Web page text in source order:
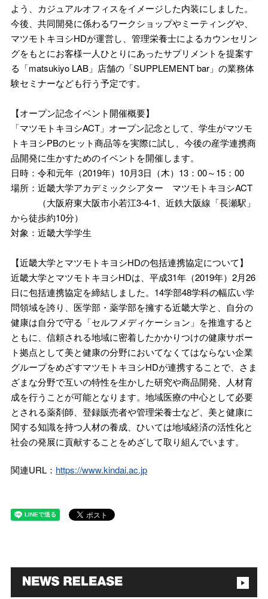
よう、カジュアルオフィスをイメージした内装にしました。
今後、共同開発に係わるワークショップやミーティングや、
マツモトキヨシHDが運営し、管理栄養士によるカウンセリン
グをもとにお客様一人ひとりにあったサプリメントを提案す
る「matsukiyo LAB」店舗の「SUPPLEMENT bar」の業務体
験セミナーなども行う予定です。
【オープン記念イベント開催概要】
「マツモトキヨシACT」オープン記念として、学生がマツモ
トキヨシPBのヒット商品等を実際に試し、今後の産学連携商
品開発に生かすためのイベントを開催します。
日時：令和元年（2019年）10月3日（木）13：00～15：00
場所：近畿大学アカデミックシアター マツモトキヨシACT
（大阪府東大阪市小若江3-4-1、近鉄大阪線「長瀬駅」
から徒歩約10分）
対象：近畿大学学生
【近畿大学とマツモトキヨシHDの包括連携協定について】
近畿大学とマツモトキヨシHDは、平成31年（2019年）2月26
日に包括連携協定を締結しました。14学部48学科の幅広い学
問領域を誇り、医学部・薬学部を擁する近畿大学と、自分の
健康は自分で守る「セルフメディケーション」を推進すると
ともに、信頼される地域に密着したかかりつけの健康サポー
ト拠点として美と健康の分野においてなくてはならない企業
グループをめざすマツモトキヨシHDが連携することで、さま
ざまな分野で互いの特性を生かした研究や商品開発、人材育
成を行うことが可能となります。地域医療の中心として必要
とされる薬剤師、登録販売者や管理栄養士など、美と健康に
関する知識を持つ人材の養成、ひいては地域経済の活性化と
社会の発展に貢献することをめざして取り組んでいます。
関連URL： https://www.kindai.ac.jp